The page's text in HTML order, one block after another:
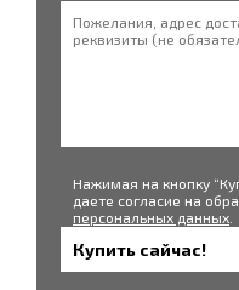
Нажимая на кнопку
даете согласие на
персональных данных